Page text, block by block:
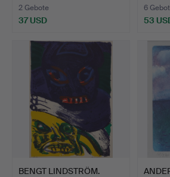
2 Gebote
37 USD
6
53
BENGT LINDSTRÖM.